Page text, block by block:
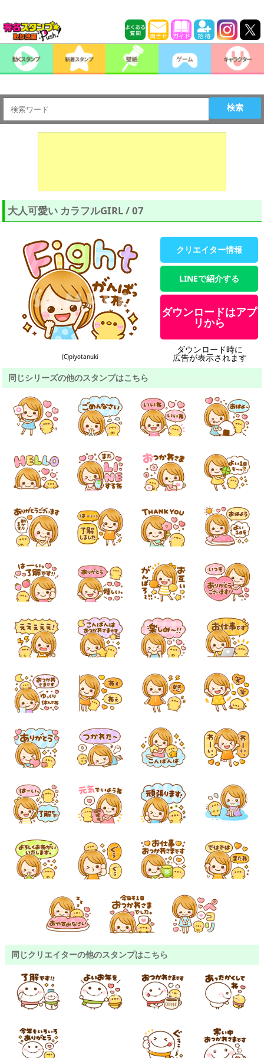
検索
大人可愛い カラフルGIRL / 07
(C)piyotanuki
クリエイター情報
LINEで紹介する
ダウンロードはアプ
リから
ダウンロード時に
広告が表示されます
同じシリーズの他のスタンプはこちら
同じクリエイターの他のスタンプはこちら